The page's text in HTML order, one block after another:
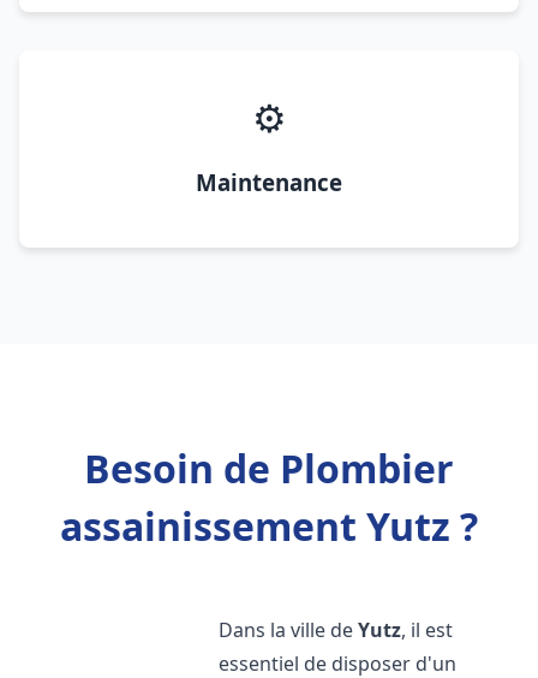
⚙️
Maintenance
Besoin de Plombier
assainissement Yutz ?
Dans la ville deYutz, il est
essentiel de disposer d'un